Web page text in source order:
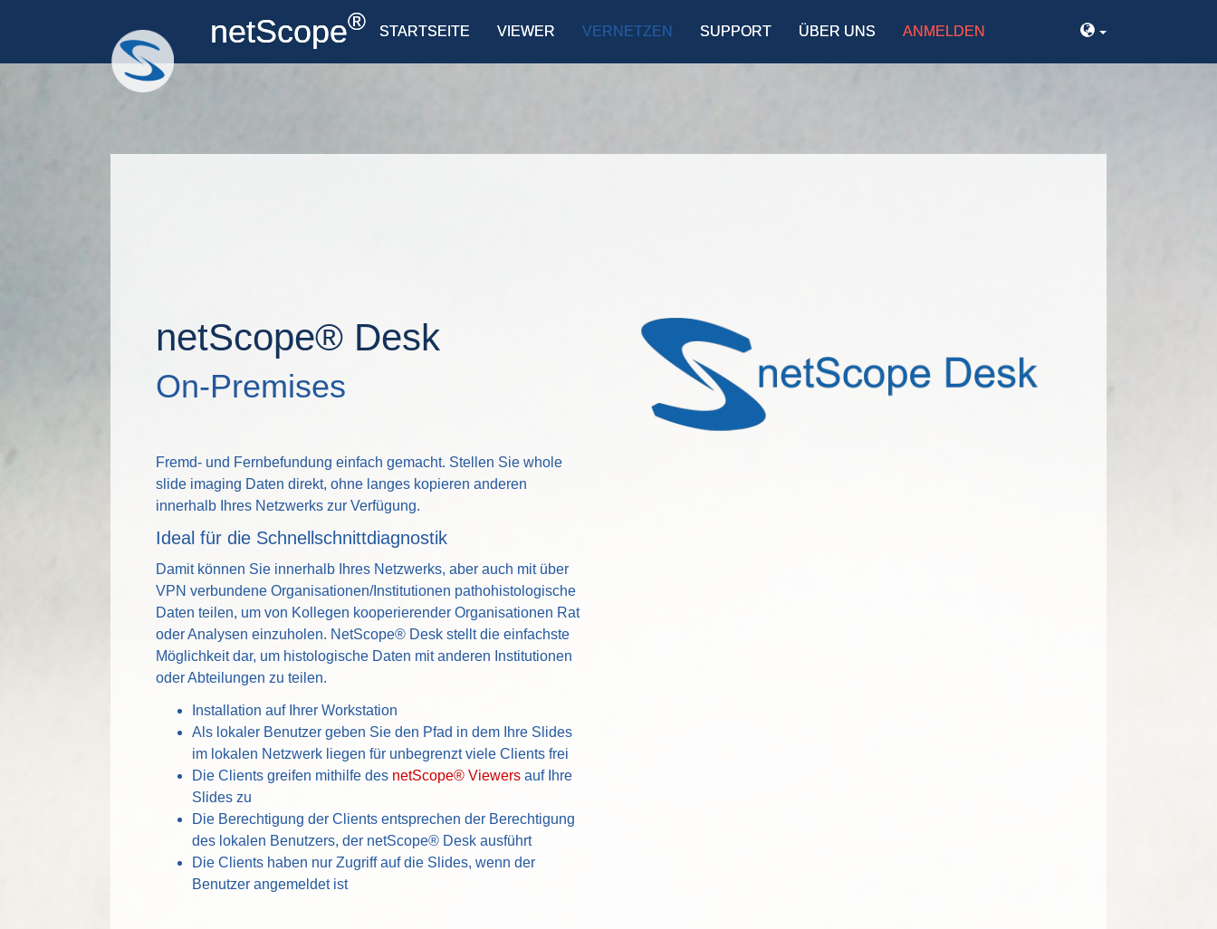
netScope® STARTSEITE VIEWER VERNETZEN SUPPORT ÜBER UNS ANMELDEN
netScope® Desk
On-Premises
Fremd- und Fernbefundung einfach gemacht. Stellen Sie whole
slide imaging Daten direkt, ohne langes kopieren anderen
innerhalb Ihres Netzwerks zur Verfügung.
Ideal für die Schnellschnittdiagnostik
Damit können Sie innerhalb Ihres Netzwerks, aber auch mit über
VPN verbundene Organisationen/Institutionen pathohistologische
Daten teilen, um von Kollegen kooperierender Organisationen Rat
oder Analysen einzuholen. NetScope® Desk stellt die einfachste
Möglichkeit dar, um histologische Daten mit anderen Institutionen
oder Abteilungen zu teilen.
Installation auf Ihrer Workstation
Als lokaler Benutzer geben Sie den Pfad in dem Ihre Slides
im lokalen Netzwerk liegen für unbegrenzt viele Clients frei
Die Clients greifen mithilfe des netScope® Viewers auf Ihre
Slides zu
Die Berechtigung der Clients entsprechen der Berechtigung
des lokalen Benutzers, der netScope® Desk ausführt
Die Clients haben nur Zugriff auf die Slides, wenn der
Benutzer angemeldet ist